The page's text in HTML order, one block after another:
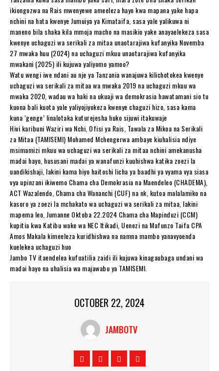
ikiongozwa na Rais mwenyewe ameeleza hayo kwa mapana yake hapa
nchini na hata kwenye Jumuiya ya Kimataifa, sasa yale yalikuwa ni
maneno bila shaka kila mmoja macho na masikio yake anayaelekeza sasa
kwenye uchaguzi wa serikali za mitaa unaotarajiwa kufanyika Novemba
27 mwaka huu (2024) na uchaguzi mkuu unaotarajiwa kufanyika
mwakani (2025) ili kujuwa yaliyomo yamoo?
Watu wengi iwe ndani au nje ya Tanzania wanajuwa kilichotokea kwenye
uchaguzi wa serikali za mitaa wa mwaka 2019 na uchaguzi mkuu wa
mwaka 2020, wadau wa haki na ukuaji wa demokrasia hawatamani sio tu
kuona bali kuota yale yaliyojiyokeza kwenye chaguzi hizo, sasa kama
kuna ‘genge’ linalotaka kuturejesha huko sijuwi itakuwaje
Hivi karibuni Waziri wa Nchi, Ofisi ya Rais, Tawala za Mikoa na Serikali
za Mitaa (TAMISEMI) Mohamed Mchengerwa ambaye kiuhalisia ndiye
msimamizi mkuu wa uchaguzi wa serikali za mitaa nchini amekanusha
madai hayo, hususani madai ya wanafunzi kuuhishwa katika zoezi la
uandikishaji, lakini kama hiyo haitoshi licha ya baadhi ya vyama vya siasa
vya upinzani ikiwemo Chama cha Demokrasia na Maendeleo (CHADEMA),
ACT Wazalendo, Chama cha Wananchi (CUF) na nk, kutoa malalamiko na
kasoro ya zoezi la mchakato wa uchaguzi wa serikali za mitaa, lakini
mapema leo, Jumanne Oktoba 22.2024 Chama cha Mapinduzi (CCM)
kupitia kwa Katibu wake wa NEC Itikadi, Uenezi na Mafunzo Taifa CPA
Amos Makala kimeeleza kuridhishwa na namna mambo yanavyoenda
kuelekea uchaguzi huo
Jambo TV itaendelea kufuatilia zaidi ili kujuwa kinagaubaga undani wa
madai hayo na uhalisia wa majawabu ya TAMISEMI.
OCTOBER 22, 2024
JAMBOTV